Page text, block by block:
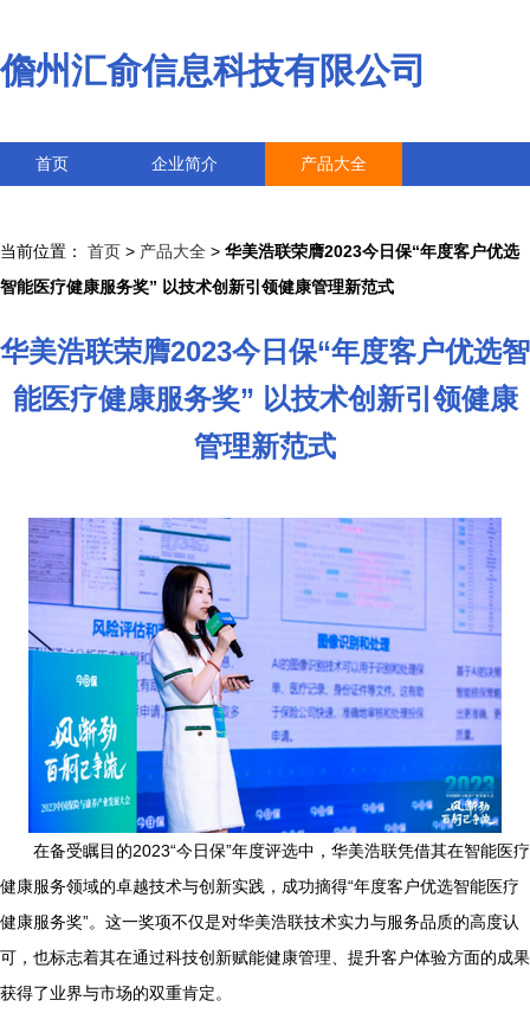
儋州汇俞信息科技有限公司
首页 企业简介 产品大全
当前位置： 首页 > 产品大全 > 华美浩联荣膺2023今日保“年度客户优选
智能医疗健康服务奖” 以技术创新引领健康管理新范式
华美浩联荣膺2023今日保“年度客户优选智
能医疗健康服务奖” 以技术创新引领健康
管理新范式
在备受瞩目的2023“今日保”年度评选中，华美浩联凭借其在智能医疗
健康服务领域的卓越技术与创新实践，成功摘得“年度客户优选智能医疗
健康服务奖”。这一奖项不仅是对华美浩联技术实力与服务品质的高度认
可，也标志着其在通过科技创新赋能健康管理、提升客户体验方面的成果
获得了业界与市场的双重肯定。